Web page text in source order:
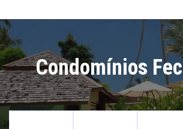
Condomínios